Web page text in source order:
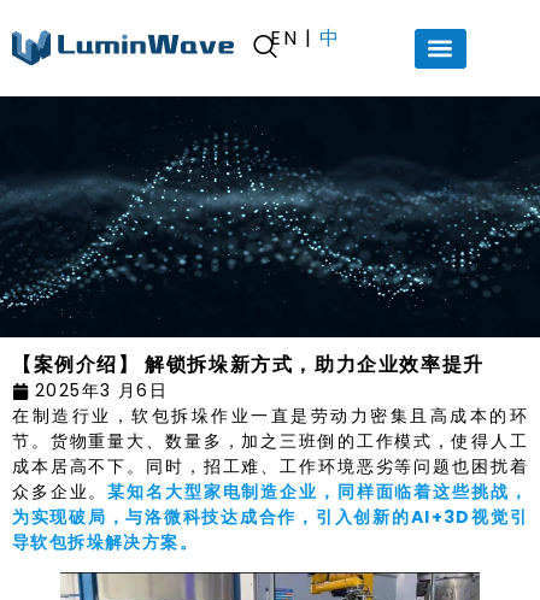
EN |中
【案例介绍】 解锁拆垛新方式，助力企业效率提升
2025年3 月6日
在制造行业，软包拆垛作业一直是劳动力密集且高成本的环
节。货物重量大、数量多，加之三班倒的工作模式，使得人工
成本居高不下。同时，招工难、工作环境恶劣等问题也困扰着
众多企业。某知名大型家电制造企业，同样面临着这些挑战，
为实现破局，与洛微科技达成合作，引入创新的AI+3D视觉引
导软包拆垛解决方案。